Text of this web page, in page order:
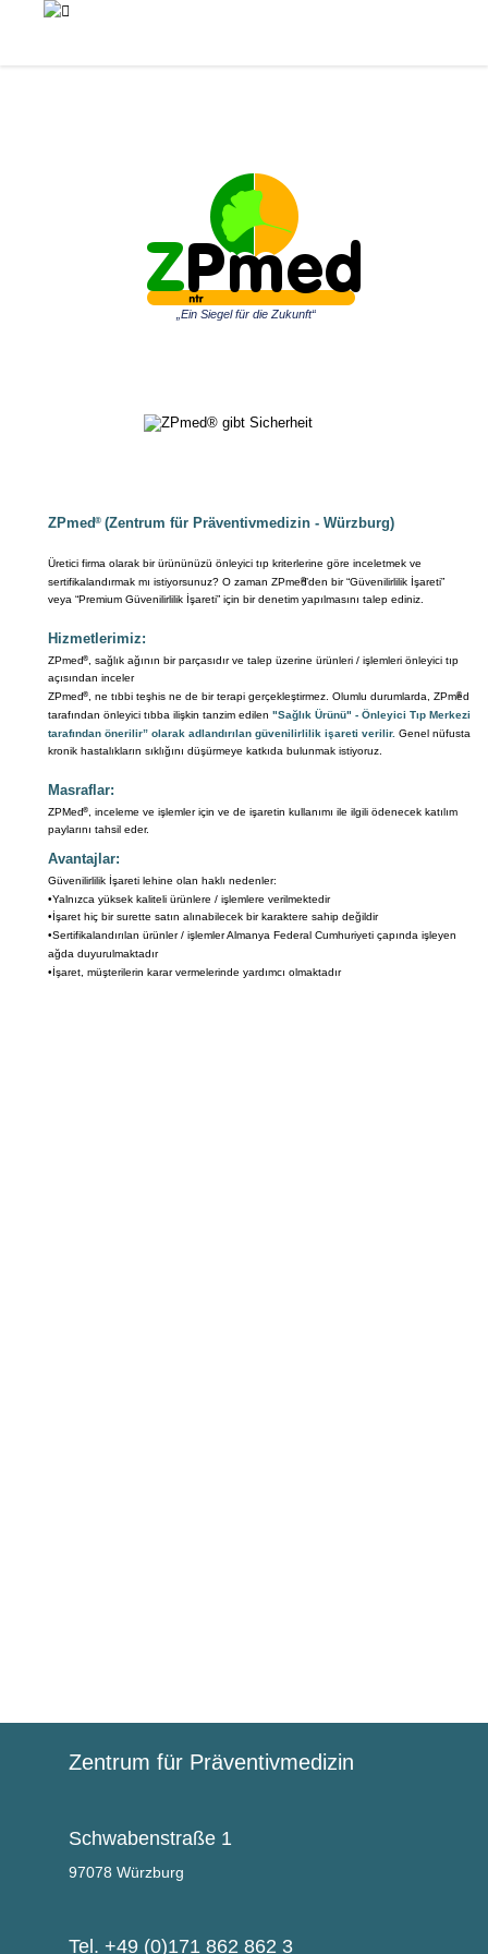
„Ein Siegel für die Zukunft“
ZPmed® (Zentrum für Präventivmedizin - Würzburg)
Üretici firma olarak bir ürününüzü önleyici tıp kriterlerine göre inceletmek ve
sertifikalandırmak mı istiyorsunuz? O zaman ZPmed
®’den bir “Güvenilirlilik İşareti”
veya “Premium Güvenilirlilik İşareti” için bir denetim yapılmasını talep ediniz.
Hizmetlerimiz:
ZPmed®
, sağlık ağının bir parçasıdır ve talep üzerine ürünleri / işlemleri önleyici tıp
açısından inceler
ZPmed® , ne tıbbi teşhis ne de bir terapi gerçekleştirmez. Olumlu durumlarda, ZPmed
®
tarafından önleyici tıbba ilişkin tanzim edilen "Sağlık Ürünü" - Önleyici Tıp Merkezi
tarafından önerilir” olarak adlandırılan güvenilirlilik işareti verilir. Genel nüfusta
kronik hastalıkların sıklığını düşürmeye katkıda bulunmak istiyoruz.
Masraflar:
ZPMed®
, inceleme ve işlemler için ve de işaretin kullanımı ile ilgili ödenecek katılım
paylarını tahsil eder.
Avantajlar:
Güvenilirlilik İşareti lehine olan haklı nedenler:
•Yalnızca yüksek kaliteli ürünlere / işlemlere verilmektedir
•İşaret hiç bir surette satın alınabilecek bir karaktere sahip değildir
•Sertifikalandırılan ürünler / işlemler Almanya Federal Cumhuriyeti çapında işleyen
ağda duyurulmaktadır
•İşaret, müşterilerin karar vermelerinde yardımcı olmaktadır
Zentrum für Präventivmedizin
Schwabenstraße 1
97078 Würzburg
Tel. +49 (0)171 862 862 3